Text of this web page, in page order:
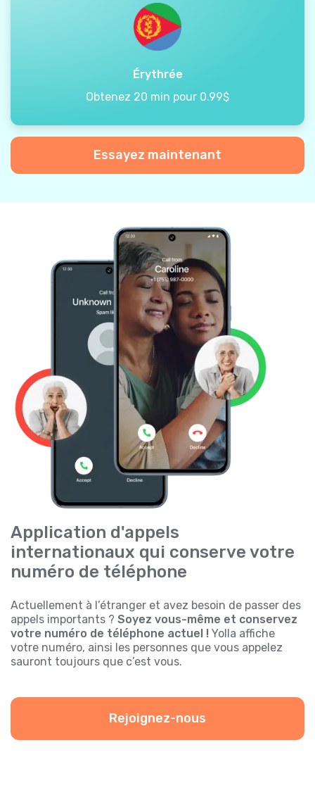
Érythrée
Obtenez 20 min pour 0.99$
Essayez maintenant
Application d'appels
internationaux qui conserve votre
numéro de téléphone
Actuellement à l’étranger et avez besoin de passer des
appels importants ? Soyez vous-même et conservez
votre numéro de téléphone actuel ! Yolla affiche
votre numéro, ainsi les personnes que vous appelez
sauront toujours que c’est vous.
Rejoignez-nous